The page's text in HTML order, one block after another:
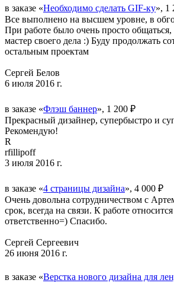
в заказе «Необходимо сделать GIF-ку», 1
Все выполнено на высшем уровне, в
При работе было очень просто
мастер своего дела :) Буду продолжать
остальным проектам
Сергей Белов
6 июля 2016 г.
в заказе «Флэш баннер», 1 200 ₽
Прекрасный дизайнер, супербыстро и
Рекомендую!
R
rfillipoff
3 июля 2016 г.
в заказе «4 страницы дизайна», 4 000 ₽
Очень довольна сотрудничеством с
срок, всегда на связи. К работе
ответственно=) Спасибо.
Сергей Сергеевич
26 июня 2016 г.
в заказе «Верстка нового дизайна для